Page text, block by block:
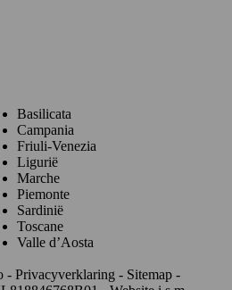
Basilicata
Campania
Friuli-Venezia
Ligurië
Marche
Piemonte
Sardinië
Toscane
Valle d’Aosta
- Privacyverklaring - Sitemap -